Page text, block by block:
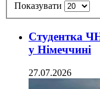
Показувати
Студентка
у Німеччині
27.07.2026